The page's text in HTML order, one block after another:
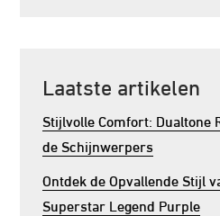
Laatste artikelen
Stijlvolle Comfort: Dualtone
de Schijnwerpers
Ontdek de Opvallende Stijl
Superstar Legend Purple